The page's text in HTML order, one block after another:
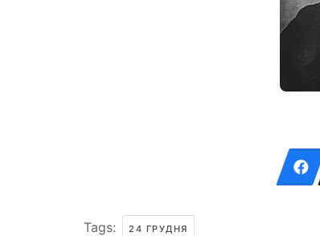
Tags: 24 ГРУДНЯ